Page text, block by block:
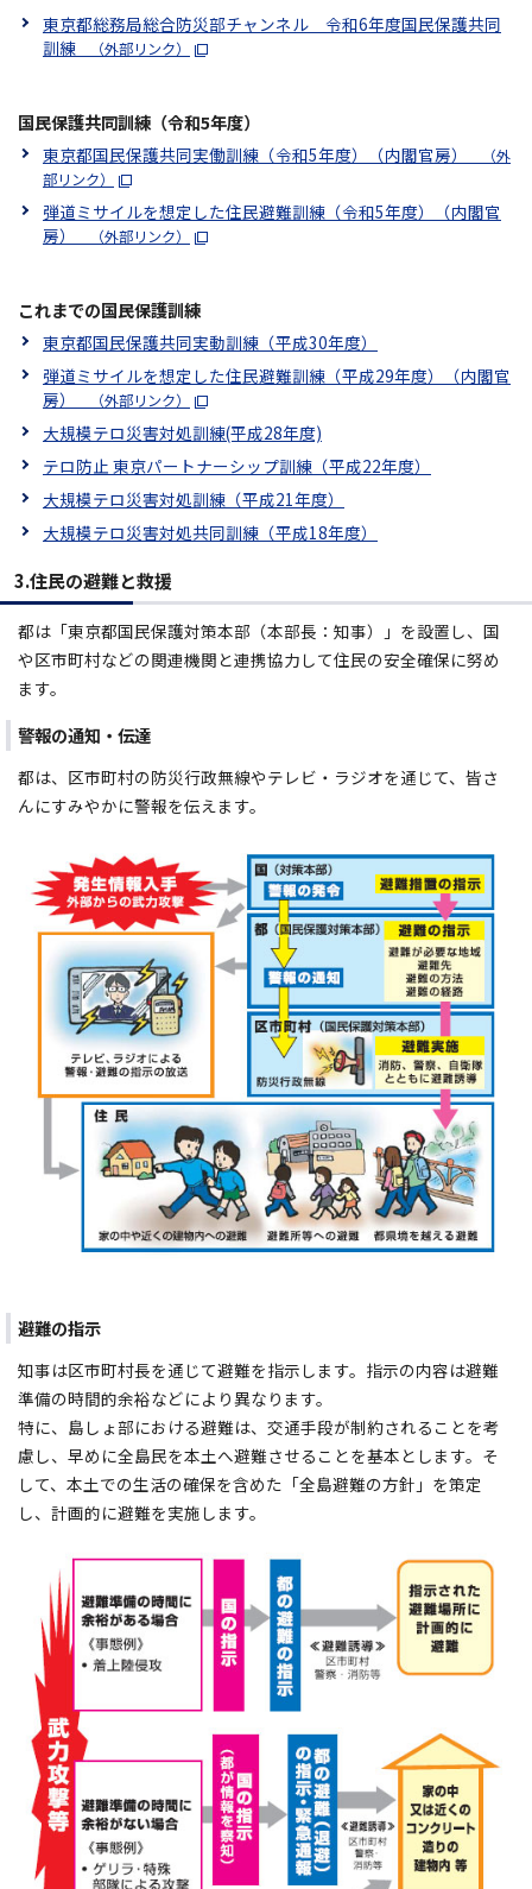
東京都総務局総合防災部チャンネル 令和6年度国民保護共同
訓練 （外部リンク）
国民保護共同訓練（令和5年度）
東京都国民保護共同実働訓練（令和5年度）（内閣官房）
（外
部リンク）
弾道ミサイルを想定した住民避難訓練（令和5年度）（内閣官
房）
（外部リンク）
これまでの国民保護訓練
東京都国民保護共同実動訓練（平成30年度）
弾道ミサイルを想定した住民避難訓練（平成29年度）（内閣官
房）
（外部リンク）
大規模テロ災害対処訓練(平成28年度)
テロ防止 東京パートナーシップ訓練（平成22年度）
大規模テロ災害対処訓練（平成21年度）
大規模テロ災害対処共同訓練（平成18年度）
3.住民の避難と救援
都は「東京都国民保護対策本部（本部長：知事）」を設置し、国
や区市町村などの関連機関と連携協力して住民の安全確保に努め
ます。
警報の通知・伝達
都は、区市町村の防災行政無線やテレビ・ラジオを通じて、皆さ
んにすみやかに警報を伝えます。
避難の指示
知事は区市町村長を通じて避難を指示します。指示の内容は避難
準備の時間的余裕などにより異なります。
特に、島しょ部における避難は、交通手段が制約されることを考
慮し、早めに全島民を本土へ避難させることを基本とします。そ
して、本土での生活の確保を含めた「全島避難の方針」を策定
し、計画的に避難を実施します。